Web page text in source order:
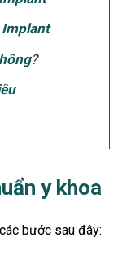
?
y khoa
bước sau đây: